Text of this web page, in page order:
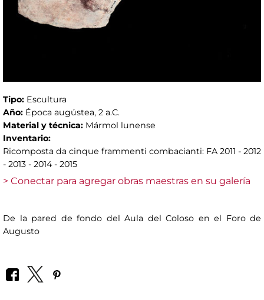
Tipo: Escultura
Año: Época augústea, 2 a.C.
Material y técnica: Mármol lunense
Inventario:
Ricomposta da cinque frammenti combacianti: FA 2011 - 2012
- 2013 - 2014 - 2015
> Conectar para agregar obras maestras en su galería
De la pared de fondo del Aula del Coloso en el Foro de
Augusto